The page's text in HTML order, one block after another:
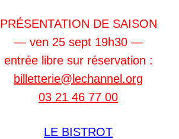
PRÉSENTATION DE SAISON
— ven 25 sept 19h30 —
entrée libre sur réservation :
billetterie@lechannel.org
03 21 46 77 00
LE BISTROT